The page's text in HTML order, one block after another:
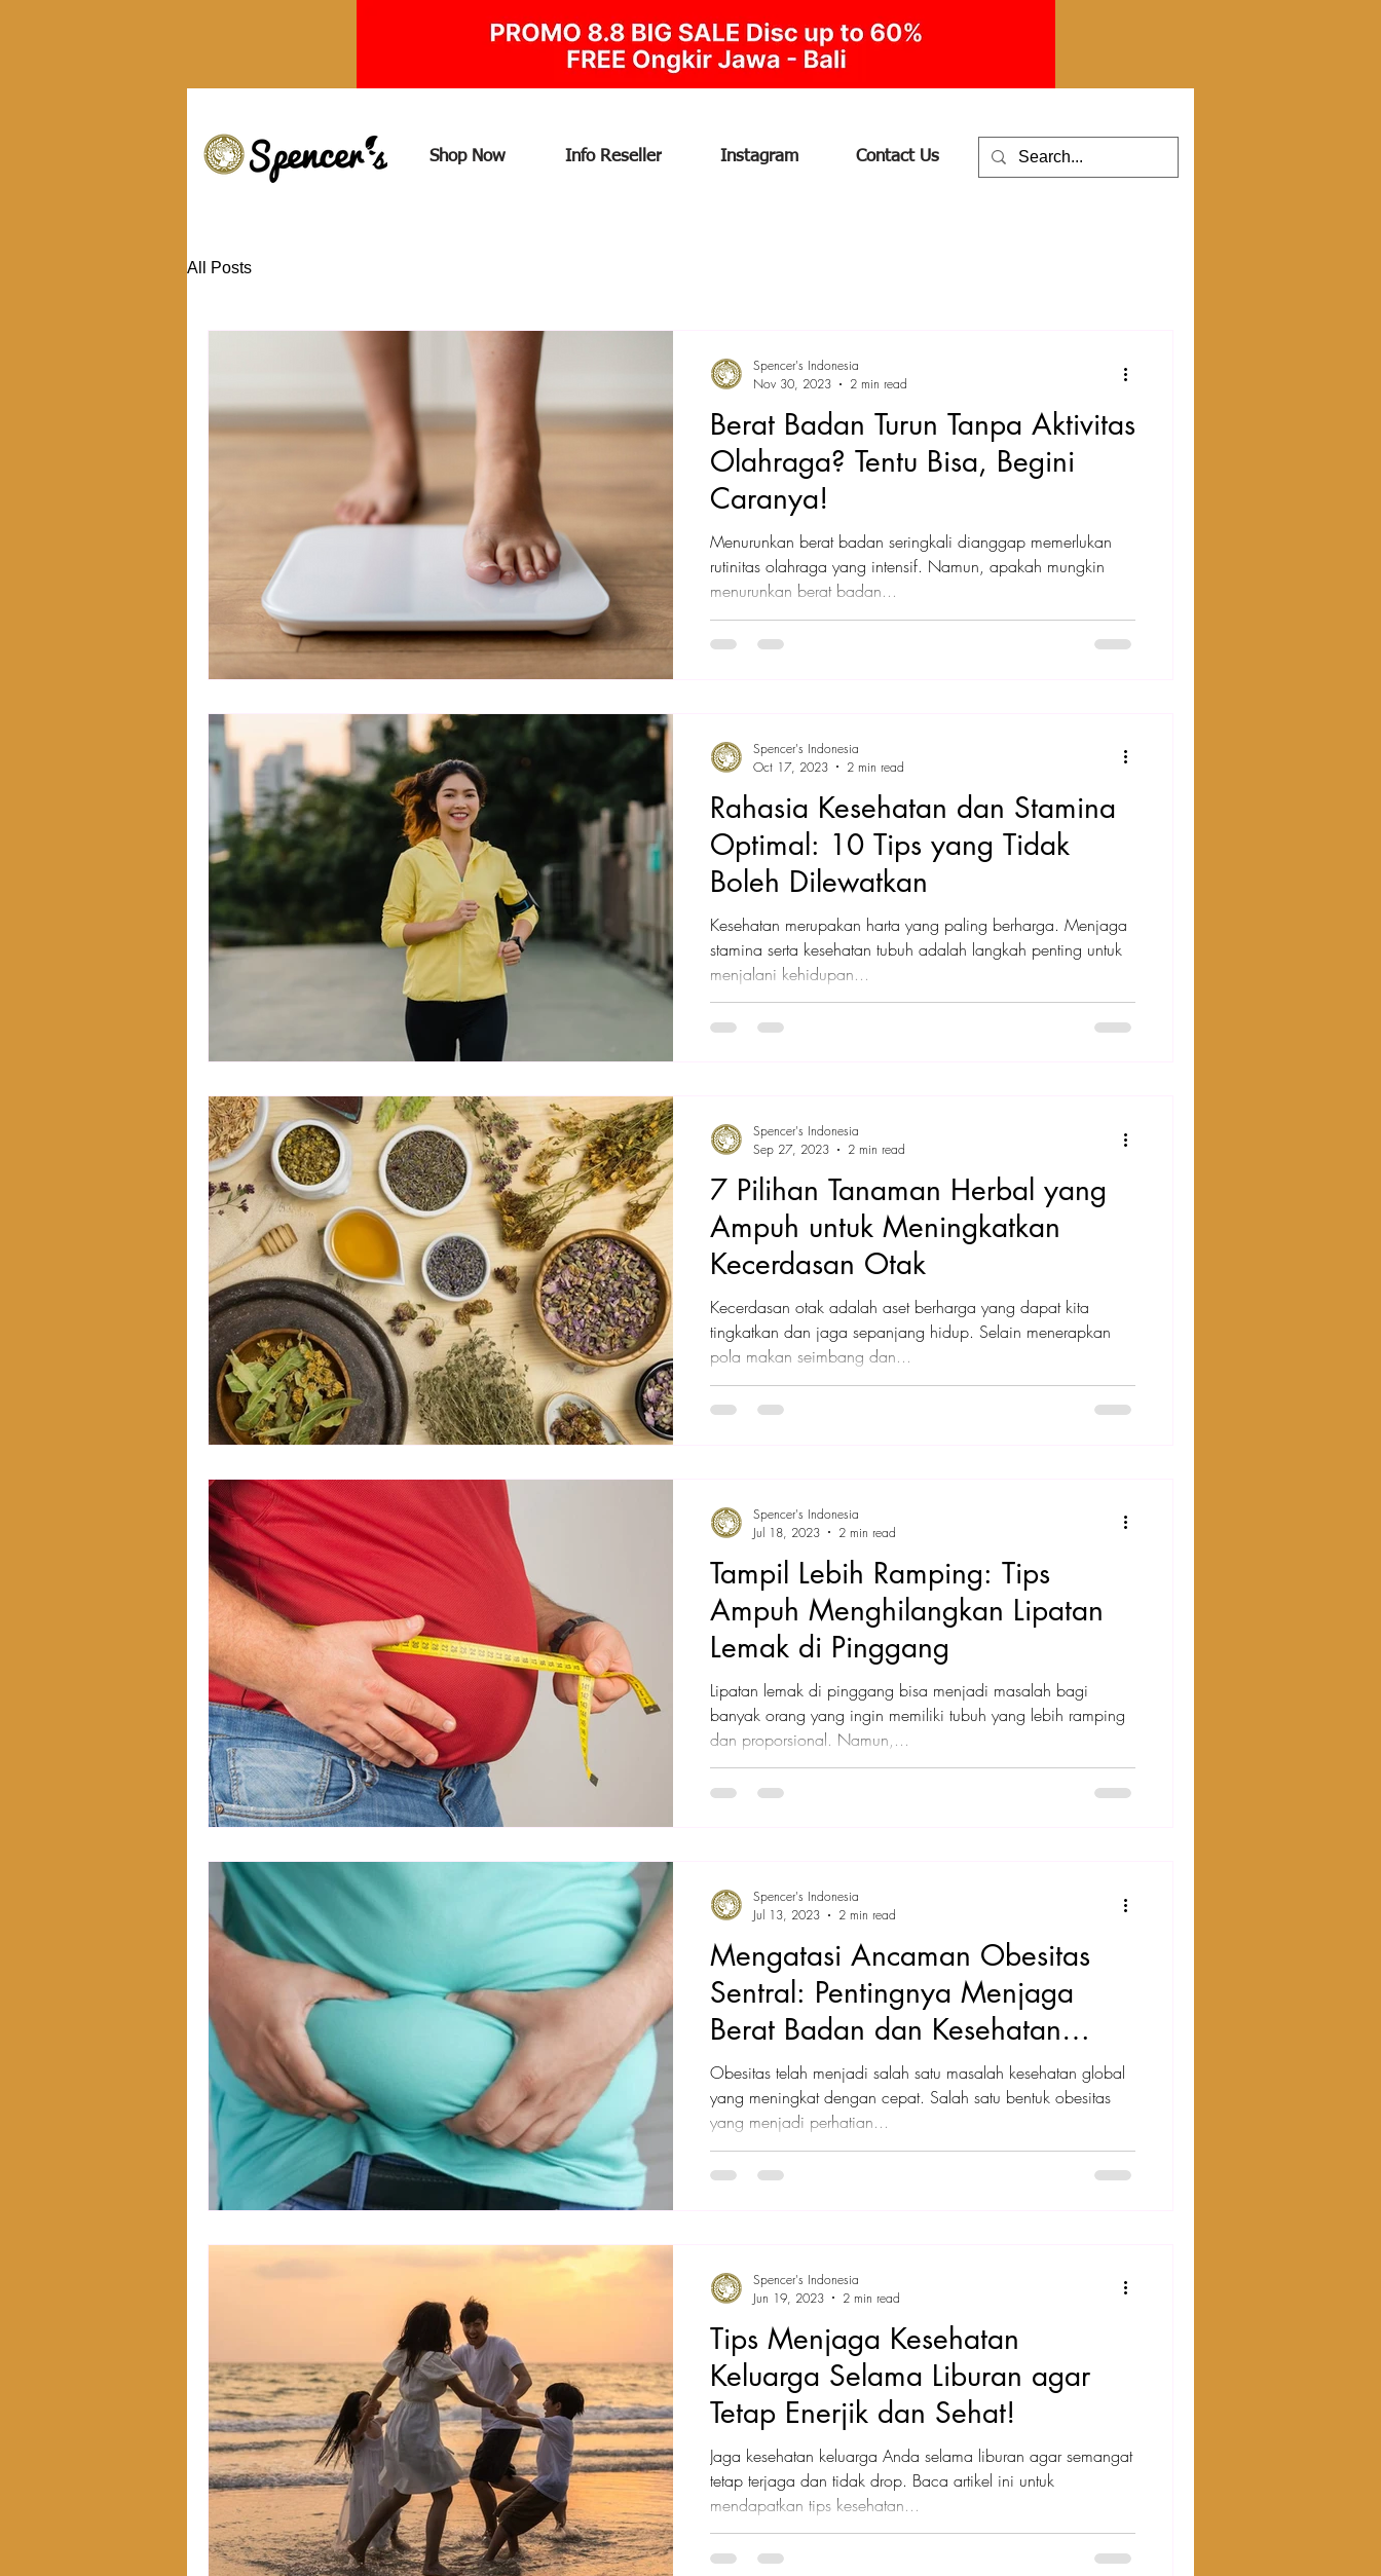
Shop Now Info Reseller Instagram Contact Us
All Posts
Berat Badan Turun Tanpa Aktivitas
Olahraga? Tentu Bisa, Begini
Caranya!
Menurunkan berat badan seringkali dianggap memerlukan
rutinitas olahraga yang intensif. Namun, apakah mungkin
menurunkan berat badan...
Spencer's Indonesia
Nov 30, 2023
2 min read
Rahasia Kesehatan dan Stamina
Optimal: 10 Tips yang Tidak
Boleh Dilewatkan
Kesehatan merupakan harta yang paling berharga. Menjaga
stamina serta kesehatan tubuh adalah langkah penting untuk
menjalani kehidupan...
Spencer's Indonesia
Oct 17, 2023
2 min read
7 Pilihan Tanaman Herbal yang
Ampuh untuk Meningkatkan
Kecerdasan Otak
Kecerdasan otak adalah aset berharga yang dapat kita
tingkatkan dan jaga sepanjang hidup. Selain menerapkan
pola makan seimbang dan...
Spencer's Indonesia
Sep 27, 2023
2 min read
Tampil Lebih Ramping: Tips
Ampuh Menghilangkan Lipatan
Lemak di Pinggang
Lipatan lemak di pinggang bisa menjadi masalah bagi
banyak orang yang ingin memiliki tubuh yang lebih ramping
dan proporsional. Namun,...
Spencer's Indonesia
Jul 18, 2023
2 min read
Mengatasi Ancaman Obesitas
Sentral: Pentingnya Menjaga
Berat Badan dan Kesehatan
Tubuh
Obesitas telah menjadi salah satu masalah kesehatan global
yang meningkat dengan cepat. Salah satu bentuk obesitas
yang menjadi perhatian...
Spencer's Indonesia
Jul 13, 2023
2 min read
Tips Menjaga Kesehatan
Keluarga Selama Liburan agar
Tetap Enerjik dan Sehat!
Jaga kesehatan keluarga Anda selama liburan agar semangat
tetap terjaga dan tidak drop. Baca artikel ini untuk
mendapatkan tips kesehatan...
Spencer's Indonesia
Jun 19, 2023
2 min read